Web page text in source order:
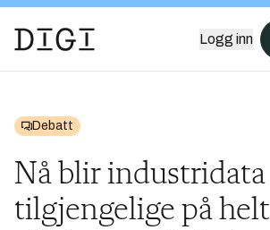
Logg inn
Debatt
Nå blir industridata
tilgjengelige på